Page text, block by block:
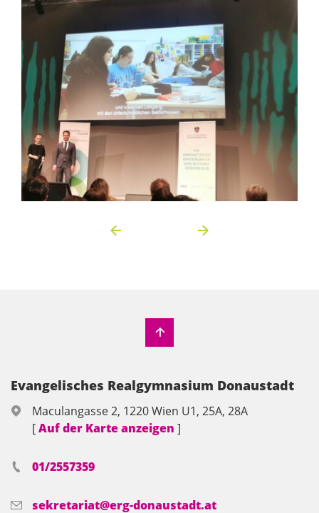
Evangelisches Realgymnasium Donaustadt
Maculangasse 2, 1220 Wien U1, 25A, 28A
[Auf der Karte anzeigen ]
01/2557359
sekretariat@erg-donaustadt.at